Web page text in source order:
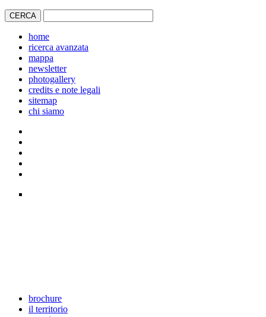
home
ricerca avanzata
mappa
newsletter
photogallery
credits e note legali
sitemap
chi siamo
brochure
il territorio